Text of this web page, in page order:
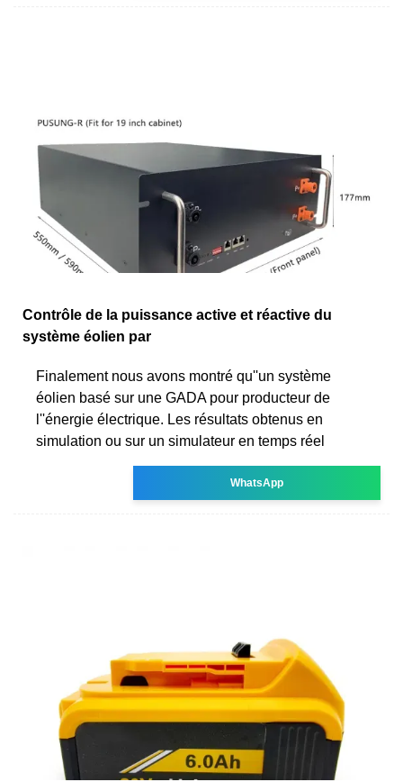
Contrôle de la puissance active et réactive du
système éolien par
Finalement nous avons montré qu''un système
éolien basé sur une GADA pour producteur de
l''énergie électrique. Les résultats obtenus en
simulation ou sur un simulateur en temps réel
WhatsApp